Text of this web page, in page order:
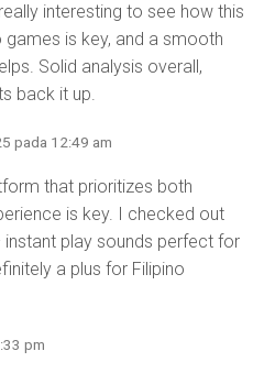
interesting to see how this
is key, and a smooth
Solid analysis overall,
back it up.
pada 12:49 am
that prioritizes both
is key. I checked out
instant play sounds perfect for
a plus for Filipino
pm